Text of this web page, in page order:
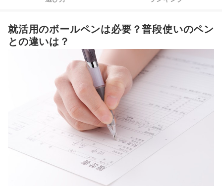
就活向けボールペン全16商品おすすめ人気ランキング
履歴書を書くときの注意点は？
履歴書や就活向けの手帳も用意しておこう
就活に役立つほかのコンテンツもチェック！
就活向けボールペンの売れ筋ランキングもチェック！
就活用のボールペンは必要？普段使いのペン
との違いは？